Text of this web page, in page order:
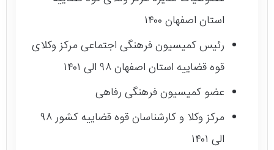
استان اصفهان ۱۴۰۰
رئیس کمیسیون فرهنگی اجتماعی مرکز وکلای
قوه قضاییه استان اصفهان ۹۸ الی ۱۴۰۱
عضو کمیسیون فرهنگی رفاهی
مرکز وکلا و کارشناسان قوه قضاییه کشور ۹۸
الی ۱۴۰۱